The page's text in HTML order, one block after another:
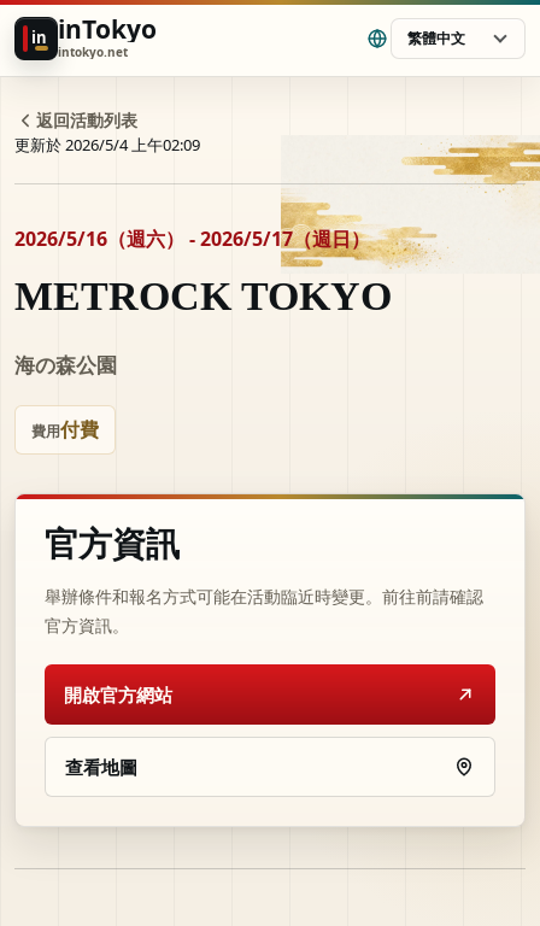
in inTokyo
intokyo.net
繁體中文
返回活動列表
更新於 2026/5/4 上午02:09
2026/5/16（週六） - 2026/5/17（週日）
METROCK TOKYO
海の森公園
費用付費
官方資訊
舉辦條件和報名方式可能在活動臨近時變更。前往前請確認
官方資訊。
開啟官方網站
查看地圖